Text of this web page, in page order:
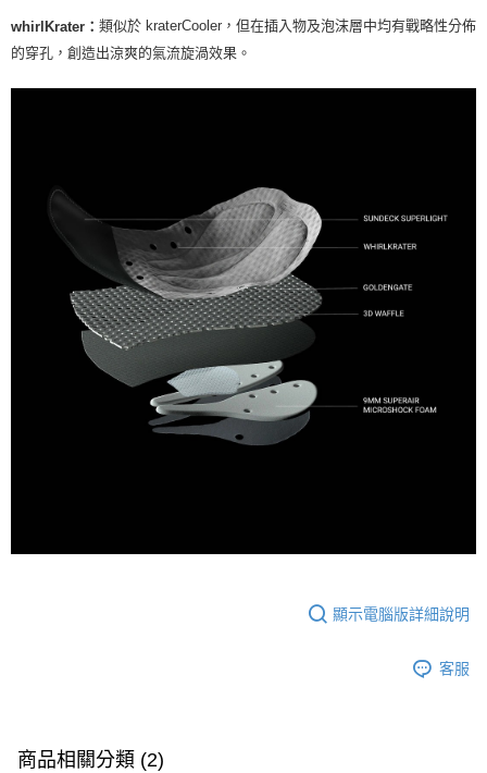
whirlKrater： 類似於 kraterCooler，但在插入物及泡沫層中均有戰略性分佈
的穿孔，創造出涼爽的氣流旋渦效果。
顯示電腦版詳細說明
客服
商品相關分類 (2)